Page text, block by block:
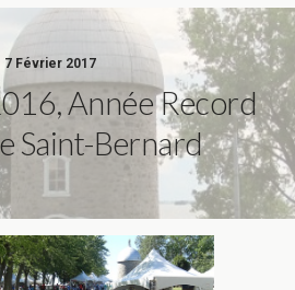
7 Février 2017
Année Record
Saint-Bernard